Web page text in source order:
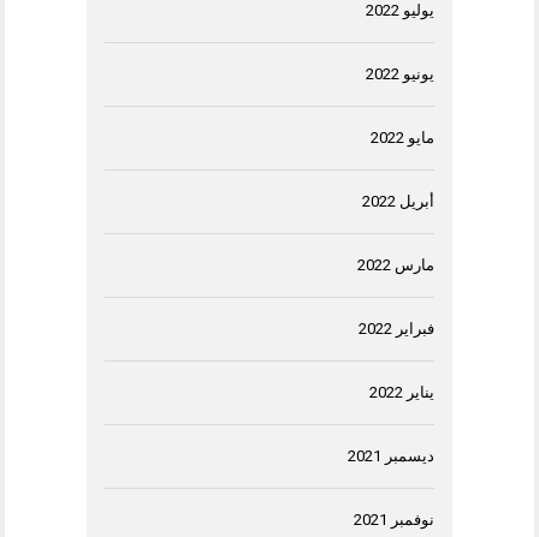
يوليو 2022
يونيو 2022
مايو 2022
أبريل 2022
مارس 2022
فبراير 2022
يناير 2022
ديسمبر 2021
نوفمبر 2021